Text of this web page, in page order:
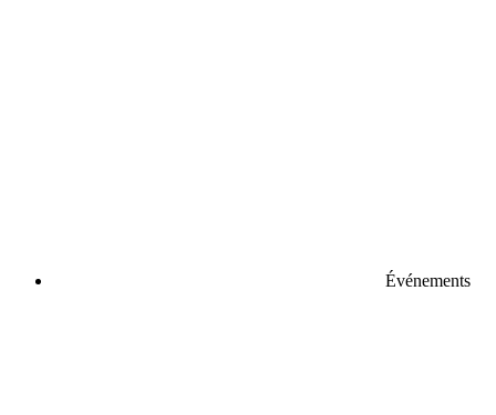
Événements